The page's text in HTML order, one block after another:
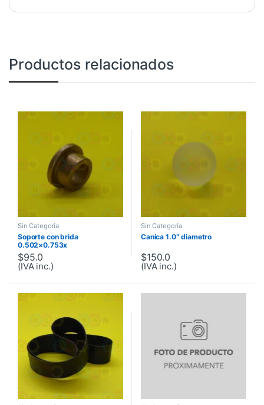
Productos relacionados
Sin Categoría
Soporte con brida
0.502×0.753x
$95.0
(IVA inc.)
Sin Categoría
Canica 1.0″ diametro
$150.0
(IVA inc.)